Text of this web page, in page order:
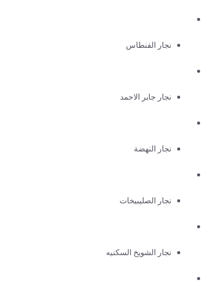
نجار الفنطاس
نجار جابر الاحمد
نجار النهضة
نجار الصليبيخات
نجار الشويخ السكنيه